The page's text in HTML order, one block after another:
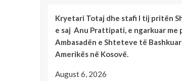
Kryetari Totaj dhe stafi I tij pritën
e saj Anu Prattipati, e ngarkuar me
Ambasadën e Shteteve të
Amerikës në Kosovë.
August 6, 2026